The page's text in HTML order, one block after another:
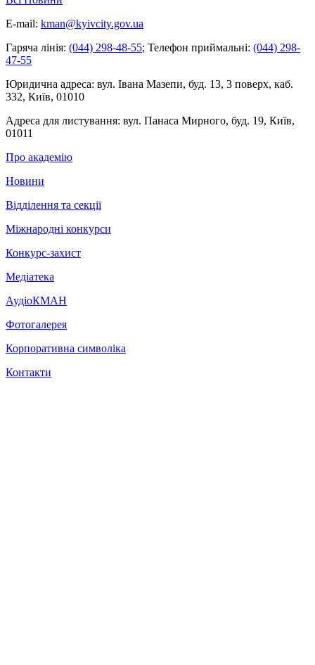
E-mail: kman@kyivcity.gov.ua
Гаряча лінія: (044) 298-48-55; Телефон приймальні: (044) 298-
47-55
Юридична адреса: вул. Івана Мазепи, буд. 13, 3 поверх, каб.
332, Київ, 01010
Адреса для листування: вул. Панаса Мирного, буд. 19, Київ,
01011
Про академію
Новини
Відділення та секції
Міжнародні конкурси
Конкурс-захист
Медіатека
АудіоКМАН
Фотогалерея
Корпоративна символіка
Контакти